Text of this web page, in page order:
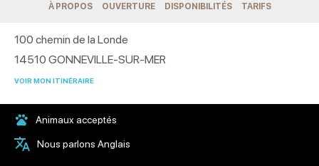
À PROPOS OUVERTURE DISPONIBILITÉS TARIFS
100 chemin de la Londe
14510 GONNEVILLE-SUR-MER
VOIR MON ITINÉRAIRE
Animaux acceptés
Nous parlons Anglais